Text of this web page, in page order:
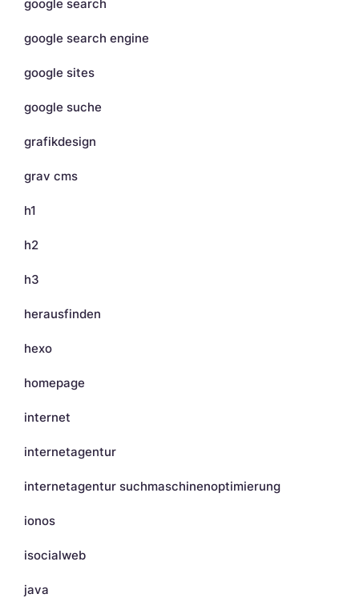
google search
google search engine
google sites
google suche
grafikdesign
grav cms
h1
h2
h3
herausfinden
hexo
homepage
internet
internetagentur
internetagentur suchmaschinenoptimierung
ionos
isocialweb
java